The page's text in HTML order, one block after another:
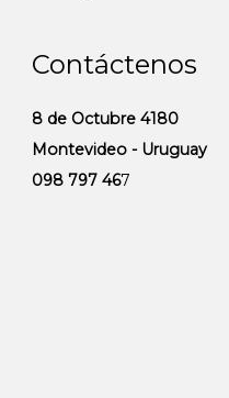
Contáctenos
8 de Octubre 4180
Montevideo - Uruguay
098 797 467